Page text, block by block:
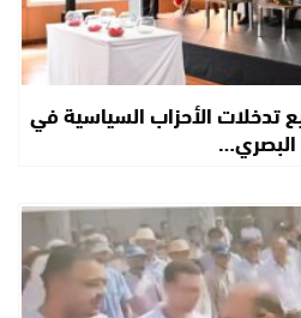
تدخلات الأحزاب السياسية في